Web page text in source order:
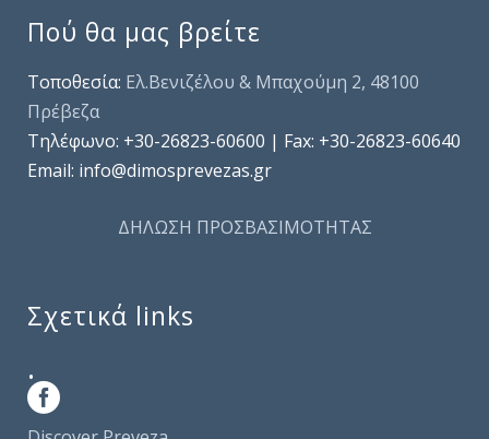
Πού θα μας βρείτε
Τοποθεσία: Ελ.Βενιζέλου & Μπαχούμη 2, 48100
Πρέβεζα
Τηλέφωνo: +30-26823-60600 | Fax: +30-26823-60640
Email: info@dimosprevezas.gr
ΔΗΛΩΣΗ ΠΡΟΣΒΑΣΙΜΟΤΗΤΑΣ
Σχετικά links
.